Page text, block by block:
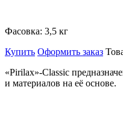
Фасовка: 3,5 кг
Купить Оформить заказ
«Pirilax»-Classiс
и материалов на её основе.